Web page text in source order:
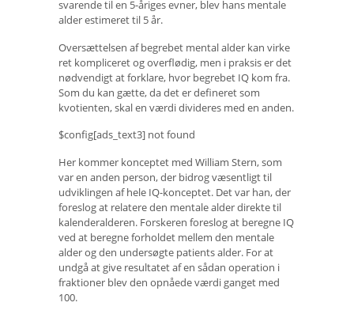
svarende til en 5-åriges evner, blev hans mentale
alder estimeret til 5 år.
Oversættelsen af ​​begrebet mental alder kan virke
ret kompliceret og overflødig, men i praksis er det
nødvendigt at forklare, hvor begrebet IQ kom fra.
Som du kan gætte, da det er defineret som
kvotienten, skal en værdi divideres med en anden.
$config[ads_text3] not found
Her kommer konceptet med William Stern, som
var en anden person, der bidrog væsentligt til
udviklingen af ​​hele IQ-konceptet. Det var han, der
foreslog at relatere den mentale alder direkte til
kalenderalderen. Forskeren foreslog at beregne IQ
ved at beregne forholdet mellem den mentale
alder og den undersøgte patients alder. For at
undgå at give resultatet af en sådan operation i
fraktioner blev den opnåede værdi ganget med
100.